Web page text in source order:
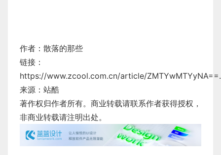
作者：散落的那些
链接：
https://www.zcool.com.cn/article/
来源：站酷
著作权归作者所有。商业转载请联系作者获得授权，
非商业转载请注明出处。